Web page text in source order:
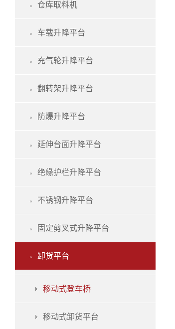
 仓库取料机
 车载升降平台
 充气轮升降平台
 翻转架升降平台
 防爆升降平台
 延伸台面升降平台
 绝缘护栏升降平台
 不锈钢升降平台
 固定剪叉式升降平台
 卸货平台
移动式登车桥
移动式卸货平台